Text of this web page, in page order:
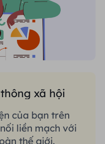
xã hội
của bạn trên
liền mạch với
thế giới.